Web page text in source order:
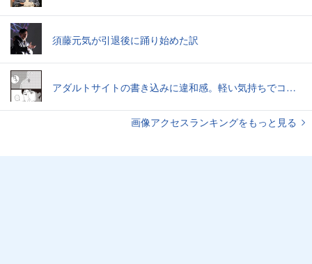
須藤元気が引退後に踊り始めた訳
アダルトサイトの書き込みに違和感。軽い気持ちでコメントしてみると…／近畿地方のある場所について（1）
画像アクセスランキングをもっと見る